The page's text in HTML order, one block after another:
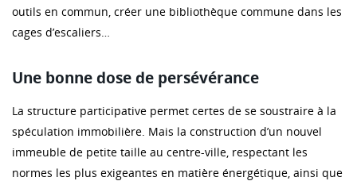
outils en commun, créer une bibliothèque commune dans les
cages d’escaliers…
Une bonne dose de persévérance
La structure participative permet certes de se soustraire à la
spéculation immobilière. Mais la construction d’un nouvel
immeuble de petite taille au centre-ville, respectant les
normes les plus exigeantes en matière énergétique, ainsi que